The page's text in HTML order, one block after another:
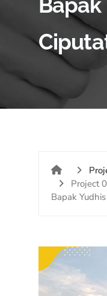
Project
Bapak